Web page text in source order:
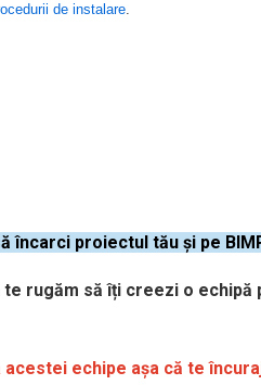
de instalare.
încarci proiectul tău și pe
rugăm să îți creezi o
echipe așa că te